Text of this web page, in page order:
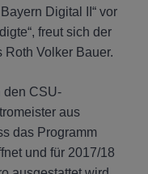
Digital II“ vor
freut sich der
Roth Volker Bauer.
den CSU-
aus
das Programm
und für 2017/18